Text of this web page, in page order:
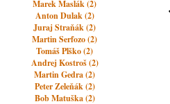
Marek Maslák (2)
Anton Dulak (2)
Juraj Straňák (2)
Martin Serfozo (2)
Tomáš Plško (2)
Andrej Kostroš (2)
Martin Gedra (2)
Peter Zeleňák (2)
Bob Matuška (2)